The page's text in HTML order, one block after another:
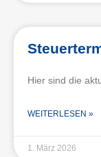
Hier sind die
WEITERLESEN »
1. März 2026